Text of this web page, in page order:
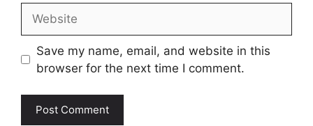
Save my name, email, and website in this
browser for the next time I comment.